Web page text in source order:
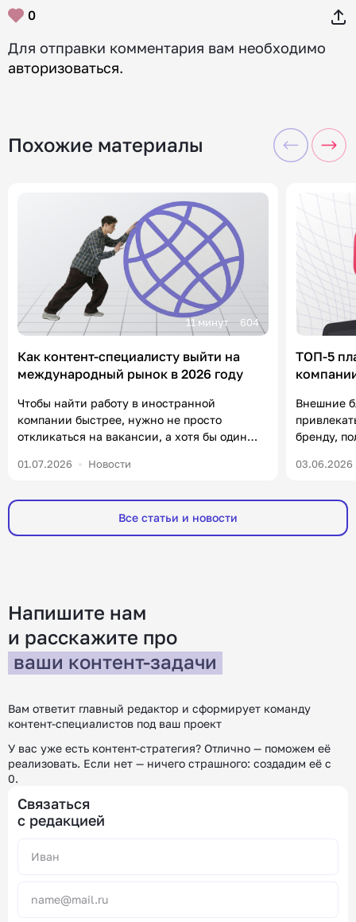
0
Для отправки комментария вам необходимо
авторизоваться.
Похожие материалы
11 минут 604
Как контент-специалисту выйти на
международный рынок в 2026 году
Чтобы найти работу в иностранной
компании быстрее, нужно не просто
откликаться на вакансии, а хотя бы один
нетворкингу и комментингу. В статье
зарубежном рынке, какие инструменты
помогут получить оффер и где искать работу.
Меня зовут Юлия, я руководитель HR в
01.07.2026 Новости
ТОП-5
Внешние
бренду,
уже есть
чаще
03.06.2026
Все статьи и новости
Напишите нам
и расскажите про
ваши контент-задачи
Вам ответит главный редактор и сформирует команду
контент-специалистов под ваш проект
У вас уже есть контент-стратегия? Отлично — поможем её
реализовать. Если нет — ничего страшного: создадим её с
0.
Связаться
с редакцией